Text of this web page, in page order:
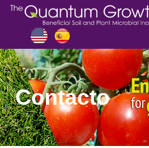
Contacto